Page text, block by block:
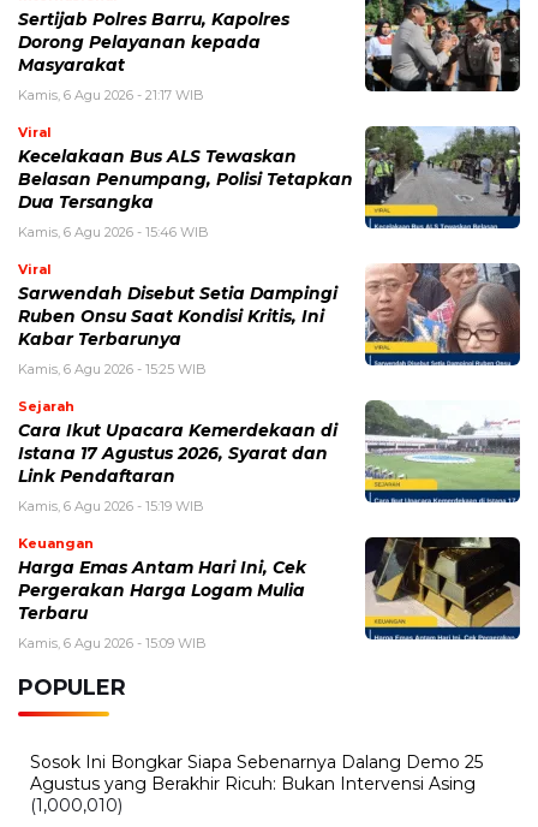
Sertijab Polres Barru, Kapolres
Dorong Pelayanan kepada
Masyarakat
Kamis, 6 Agu 2026 - 21:17 WIB
Viral
Kecelakaan Bus ALS Tewaskan
Belasan Penumpang, Polisi Tetapkan
Dua Tersangka
Kamis, 6 Agu 2026 - 15:46 WIB
Viral
Sarwendah Disebut Setia Dampingi
Ruben Onsu Saat Kondisi Kritis, Ini
Kabar Terbarunya
Kamis, 6 Agu 2026 - 15:25 WIB
Sejarah
Cara Ikut Upacara Kemerdekaan di
Istana 17 Agustus 2026, Syarat dan
Link Pendaftaran
Kamis, 6 Agu 2026 - 15:19 WIB
Keuangan
Harga Emas Antam Hari Ini, Cek
Pergerakan Harga Logam Mulia
Terbaru
Kamis, 6 Agu 2026 - 15:09 WIB
POPULER
Sosok Ini Bongkar Siapa Sebenarnya Dalang Demo 25
Agustus yang Berakhir Ricuh: Bukan Intervensi Asing
(1,000,010)